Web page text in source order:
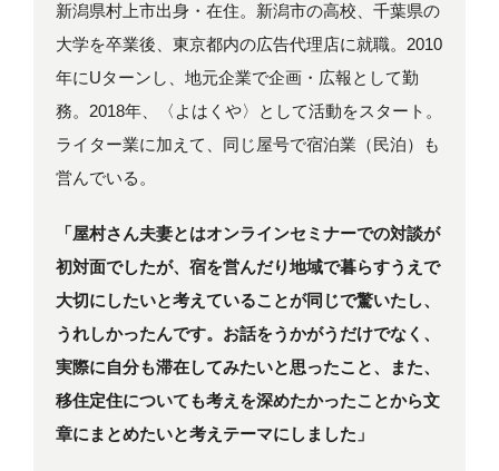
新潟県村上市出身・在住。新潟市の高校、千葉県の
大学を卒業後、東京都内の広告代理店に就職。2010
年にUターンし、地元企業で企画・広報として勤
務。2018年、〈よはくや〉として活動をスタート。
ライター業に加えて、同じ屋号で宿泊業（民泊）も
営んでいる。
「屋村さん夫妻とはオンラインセミナーでの対談が
初対面でしたが、宿を営んだり地域で暮らすうえで
大切にしたいと考えていることが同じで驚いたし、
うれしかったんです。お話をうかがうだけでなく、
実際に自分も滞在してみたいと思ったこと、また、
移住定住についても考えを深めたかったことから文
章にまとめたいと考えテーマにしました」